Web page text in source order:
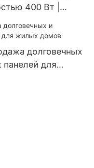
400 Вт |
долговечных
панелей для